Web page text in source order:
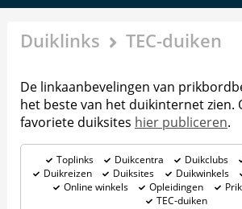
Duiklinks TEC-duiken
De linkaanbevelingen van
het beste van het duikinternet zien.
favoriete duiksites hier publiceren.
Toplinks Duikcentra Duikclubs
Duikreizen
Duiksites Duikwinkels
Online winkels
Opleidingen
TEC-duiken